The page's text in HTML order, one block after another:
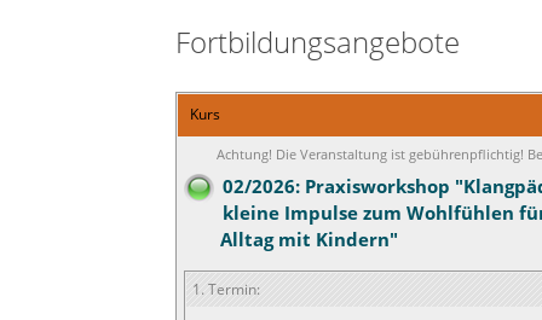
Fortbildungsangebote
Kurs
Achtung! Die Veranstaltung ist gebührenpflichtig!
02/2026: Praxisworkshop
kleine Impulse zum Wohlfühlen
Alltag mit Kindern"
1. Termin: